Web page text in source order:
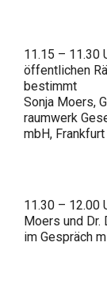
11.15 – 11.30
öffentlichen
bestimmt
Sonja Moers,
raumwerk
mbH, Frankfurt
11.30 – 12.00
Moers und Dr.
im Gespräch